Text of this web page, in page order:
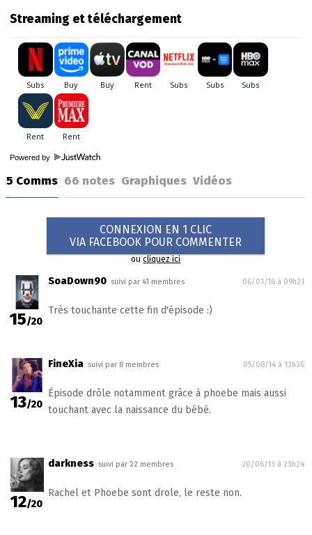
Streaming et téléchargement
Powered by
5 Comms 66 notes Graphiques Vidéos
CONNEXION EN 1 CLIC
VIA FACEBOOK POUR COMMENTER
oucliquez ici
15/20
SoaDown90 suivi par 41 membres 06/01/16 à 09h21
Très touchante cette fin d'épisode :)
13/20
FineXia suivi par 8 membres 05/08/14 à 13h36
Épisode drôle notamment grâce à phoebe mais aussi
touchant avec la naissance du bébé.
12/20
darkness suivi par 22 membres 20/06/13 à 23h24
Rachel et Phoebe sont drole, le reste non.